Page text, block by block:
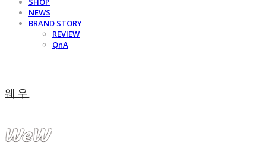
NEWS
BRAND STORY
REVIEW
QnA
웨우